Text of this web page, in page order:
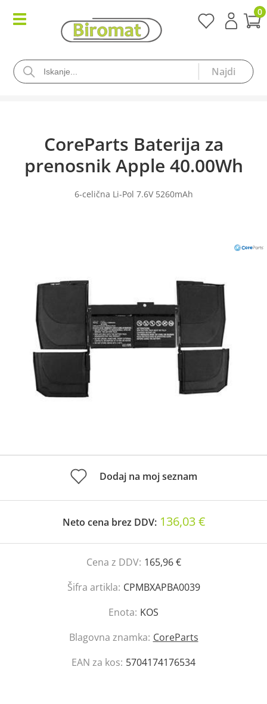
0
CoreParts Baterija za
prenosnik Apple 40.00Wh
6-celična Li-Pol 7.6V 5260mAh
Dodaj na moj seznam
Neto cena brez DDV: 136,03 €
Cena z DDV: 165,96 €
Šifra artikla: CPMBXAPBA0039
Enota: KOS
Blagovna znamka: CoreParts
EAN za kos: 5704174176534